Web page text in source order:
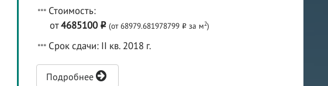
Стоимость:
от4685100 o (от 68979.681978799 oза м2)
Срок сдачи: II кв. 2018 г.
Подробнее